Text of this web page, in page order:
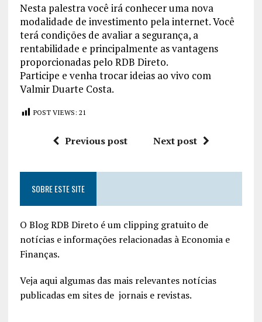
Nesta palestra você irá conhecer uma nova
modalidade de investimento pela internet. Você
terá condições de avaliar a segurança, a
rentabilidade e principalmente as vantagens
proporcionadas pelo RDB Direto.
Participe e venha trocar ideias ao vivo com
Valmir Duarte Costa.
POST VIEWS: 21
Previous post Next post
SOBRE ESTE SITE
O Blog RDB Direto é um clipping gratuito de
notícias e informações relacionadas à Economia e
Finanças.
Veja aqui algumas das mais relevantes notícias
publicadas em sites de jornais e revistas.